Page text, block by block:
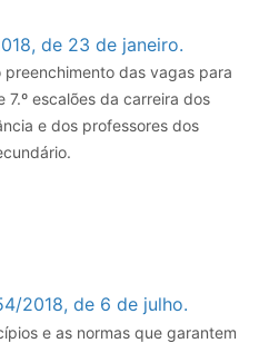
de 23 de janeiro.
preenchimento das vagas para
7.º escalões da carreira dos
e dos professores dos
2018, de 6 de julho.
e as normas que garantem